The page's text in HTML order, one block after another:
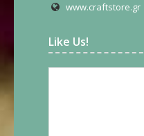
www.craftstore.gr
Like Us!